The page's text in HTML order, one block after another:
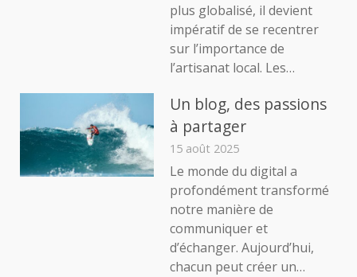
plus globalisé, il devient
impératif de se recentrer
sur l’importance de
l’artisanat local. Les…
Un blog, des passions
à partager
15 août 2025
Le monde du digital a
profondément transformé
notre manière de
communiquer et
d’échanger. Aujourd’hui,
chacun peut créer un…